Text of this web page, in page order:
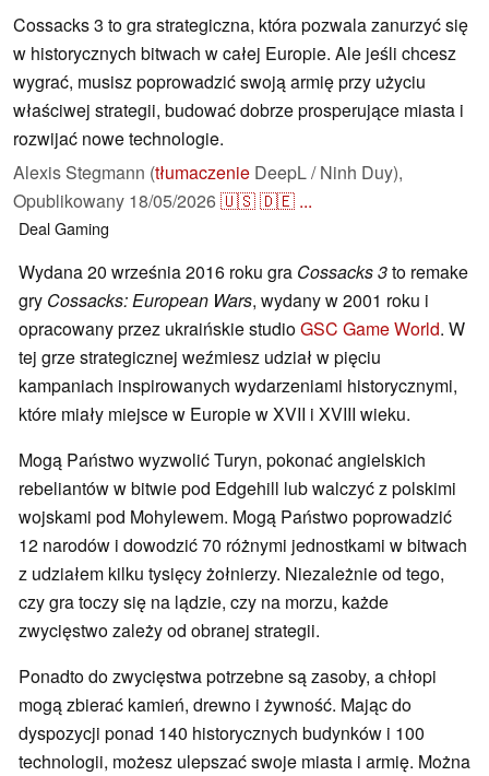
Cossacks 3 to gra strategiczna, która pozwala zanurzyć się
w historycznych bitwach w całej Europie. Ale jeśli chcesz
wygrać, musisz poprowadzić swoją armię przy użyciu
właściwej strategii, budować dobrze prosperujące miasta i
rozwijać nowe technologie.
Alexis Stegmann (tłumaczenie DeepL / Ninh Duy),
Opublikowany 18/05/2026🇺🇸🇩🇪 ...
DealGaming
Wydana 20 września 2016 roku gra Cossacks 3to remake
gry Cossacks: European Wars, wydany w 2001 roku i
opracowany przez ukraińskie studioGSC Game World. W
tej grze strategicznej weźmiesz udział w pięciu
kampaniach inspirowanych wydarzeniami historycznymi,
które miały miejsce w Europie w XVII i XVIII wieku.
Mogą Państwo wyzwolić Turyn, pokonać angielskich
rebeliantów w bitwie pod Edgehill lub walczyć z polskimi
wojskami pod Mohylewem. Mogą Państwo poprowadzić
12 narodów i dowodzić 70 różnymi jednostkami w bitwach
z udziałem kilku tysięcy żołnierzy. Niezależnie od tego,
czy gra toczy się na lądzie, czy na morzu, każde
zwycięstwo zależy od obranej strategii.
Ponadto do zwycięstwa potrzebne są zasoby, a chłopi
mogą zbierać kamień, drewno i żywność. Mając do
dyspozycji ponad 140 historycznych budynków i 100
technologii, możesz ulepszać swoje miasta i armię. Można